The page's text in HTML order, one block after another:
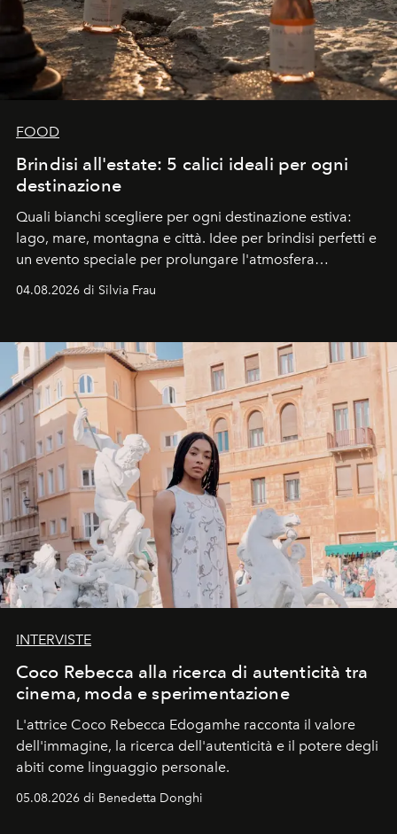
FOOD
Brindisi all'estate: 5 calici ideali per ogni
destinazione
Quali bianchi scegliere per ogni destinazione estiva:
lago, mare, montagna e città. Idee per brindisi perfetti e
un evento speciale per prolungare l'atmosfera
04.08.2026 di Silvia Frau
INTERVISTE
Coco Rebecca alla ricerca di autenticità tra
cinema, moda e sperimentazione
L'attrice Coco Rebecca Edogamhe racconta il valore
dell'immagine, la ricerca dell'autenticità e il potere degli
abiti come linguaggio personale.
05.08.2026 di Benedetta Donghi